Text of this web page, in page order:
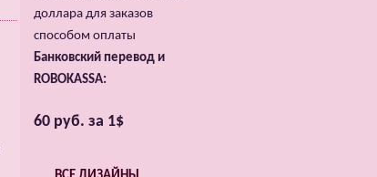
доллара для заказов
способом оплаты
Банковский перевод и
ROBOKASSA:
60 руб. за 1$